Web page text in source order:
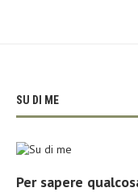
SU DI ME
Per sapere